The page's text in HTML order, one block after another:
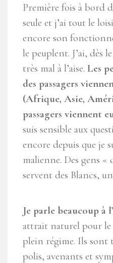
Première fois à bord
seule et j’ai tout le
encore son
le peuplent. J’ai, dès
très mal à l’aise. Les
des passagers
(Afrique, Asie,
passagers viennent
suis sensible aux
encore depuis que je
malienne. Des gens «
servent des Blancs,
Je parle beaucoup à
attrait naturel pour
plein régime. Ils sont
polis, avenants et